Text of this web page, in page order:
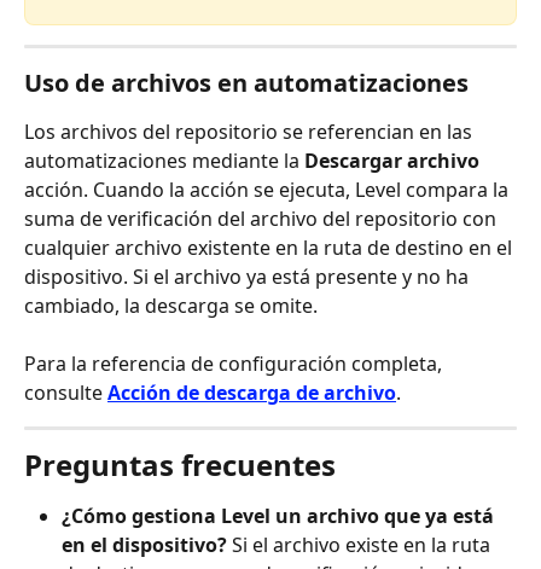
Uso de archivos en automatizaciones
Los archivos del repositorio se referencian en las
automatizaciones mediante la Descargar archivo
acción. Cuando la acción se ejecuta, Level compara la
suma de verificación del archivo del repositorio con
cualquier archivo existente en la ruta de destino en el
dispositivo. Si el archivo ya está presente y no ha
cambiado, la descarga se omite.
Para la referencia de configuración completa,
consulte Acción de descarga de archivo.
Preguntas frecuentes
¿Cómo gestiona Level un archivo que ya está
en el dispositivo? Si el archivo existe en la ruta